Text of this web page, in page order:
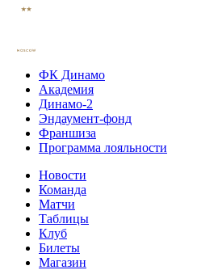
ФК Динамо
Академия
Динамо-2
Эндаумент-фонд
Франшиза
Программа лояльности
Новости
Команда
Матчи
Таблицы
Клуб
Билеты
Магазин